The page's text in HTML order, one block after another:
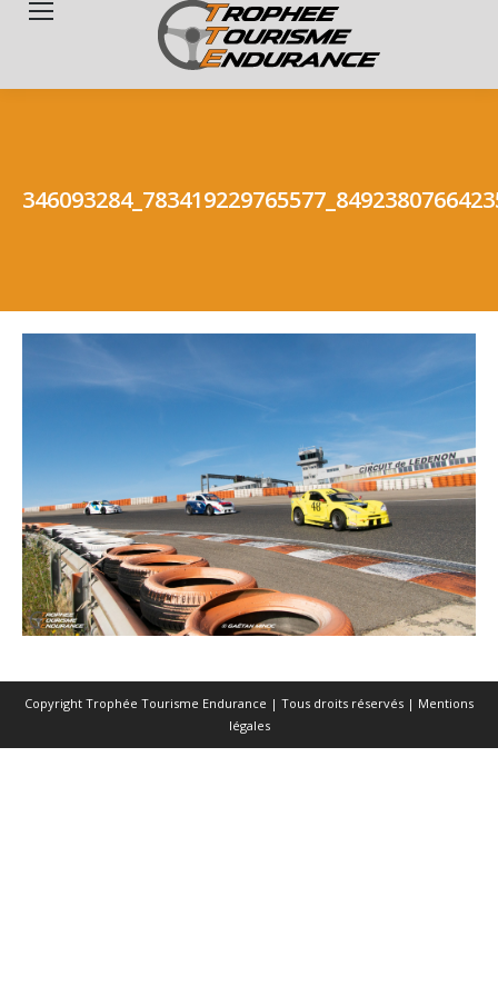
Copyright Trophée Tourisme Endurance | Tous droits réservés | Mentions
légales